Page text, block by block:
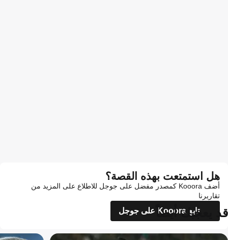
هل استمتعت بهذه القصة؟
أضف Kooora كمصدر مفضل على جوجل للاطلاع على المزيد من
تقاريرنا
تابع Kooora على جوجل
قد يعجبك أيضاً